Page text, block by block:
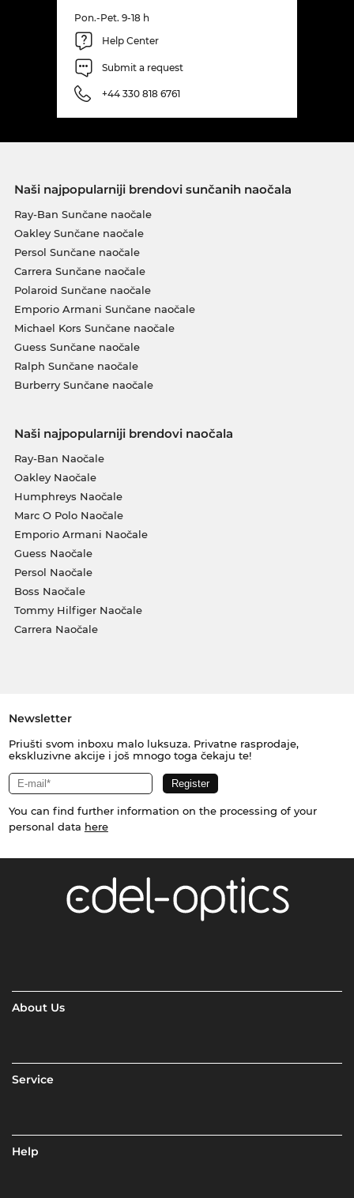
Pon.-Pet. 9-18 h
Help Center
Submit a request
+44 330 818 6761
Naši najpopularniji brendovi sunčanih naočala
Ray-Ban Sunčane naočale
Oakley Sunčane naočale
Persol Sunčane naočale
Carrera Sunčane naočale
Polaroid Sunčane naočale
Emporio Armani Sunčane naočale
Michael Kors Sunčane naočale
Guess Sunčane naočale
Ralph Sunčane naočale
Burberry Sunčane naočale
Naši najpopularniji brendovi naočala
Ray-Ban Naočale
Oakley Naočale
Humphreys Naočale
Marc O Polo Naočale
Emporio Armani Naočale
Guess Naočale
Persol Naočale
Boss Naočale
Tommy Hilfiger Naočale
Carrera Naočale
Newsletter
Priušti svom inboxu malo luksuza. Privatne rasprodaje,
ekskluzivne akcije i još mnogo toga čekaju te!
You can find further information on the processing of your
personal data here
About Us
Service
Help